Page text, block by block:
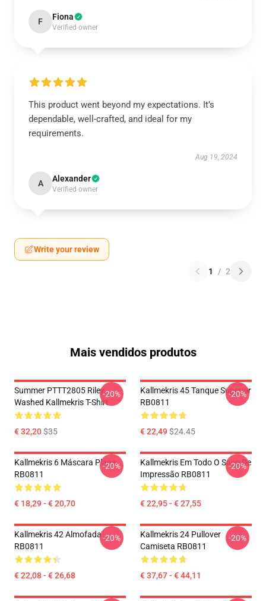
F Fiona
Verified owner
This product went beyond my expectations. It’s
dependable, well-crafted, and ideal for my
requirements.
Aug 19, 2024
A Alexander
Verified owner
Write your review
1 / 2
Mais vendidos produtos
Summer PTTT2805 Riley
Washed Kallmekris T-Shirt
€ 32,20$35
-20%
Kallmekris 45 Tanque Superior
RB0811
€ 22,49$24.45
-20%
Kallmekris 6 Máscara Plana
RB0811
€ 18,29 - € 20,70
-20%
Kallmekris Em Todo O Saco De
Impressão RB0811
€ 22,95 - € 27,55
-20%
Kallmekris 42 Almofada
RB0811
€ 22,08 - € 26,68
-20%
Kallmekris 24 Pullover
Camiseta RB0811
€ 37,67 - € 44,11
-20%